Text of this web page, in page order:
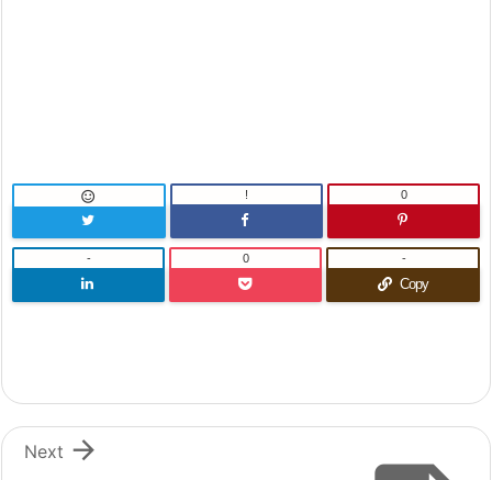
 ! 0
- 0
Copy
-

Next